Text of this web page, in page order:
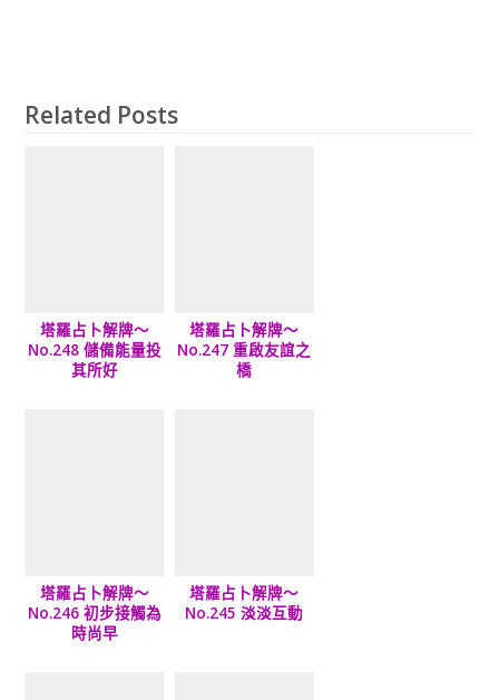
Related Posts
塔羅占卜解牌～
No.248 儲備能量投
其所好
塔羅占卜解牌～
No.247 重啟友誼之
橋
塔羅占卜解牌～
No.246 初步接觸為
時尚早
塔羅占卜解牌～
No.245 淡淡互動